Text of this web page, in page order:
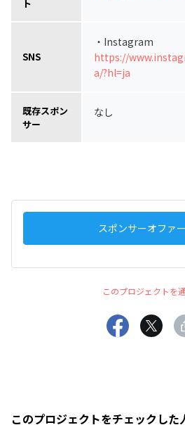
ト
SNS
・Instagram
https://
a/?hl=ja
既存スポン
サー
なし
スポンサーオファ
このプロジェクトを
このプロジェクトをチェックした